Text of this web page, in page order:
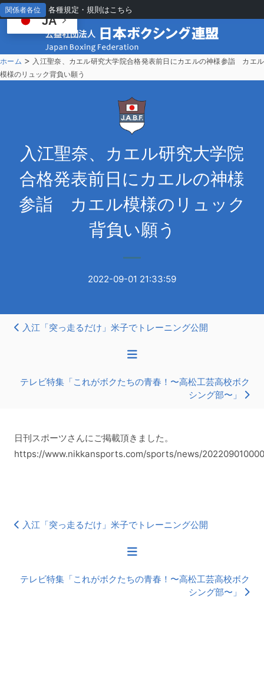
関係者各位 各種規定・規則はこちら
ホーム > 入江聖奈、カエル研究大学院合格発表前日にカエルの神様参詣 カエル
模様のリュック背負い願う
入江聖奈、カエル研究大学院
合格発表前日にカエルの神様
参詣 カエル模様のリュック
背負い願う
2022-09-01 21:33:59
入江「突っ走るだけ」米子でトレーニング公開
テレビ特集「これがボクたちの青春！〜高松工芸高校ボク
シング部〜」
日刊スポーツさんにご掲載頂きました。
https://www.nikkansports.com/sports/news/
入江「突っ走るだけ」米子でトレーニング公開
テレビ特集「これがボクたちの青春！〜高松工芸高校ボク
シング部〜」
JA